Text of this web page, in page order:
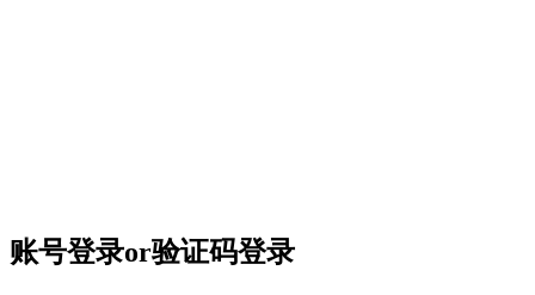
账号登录or验证码登录